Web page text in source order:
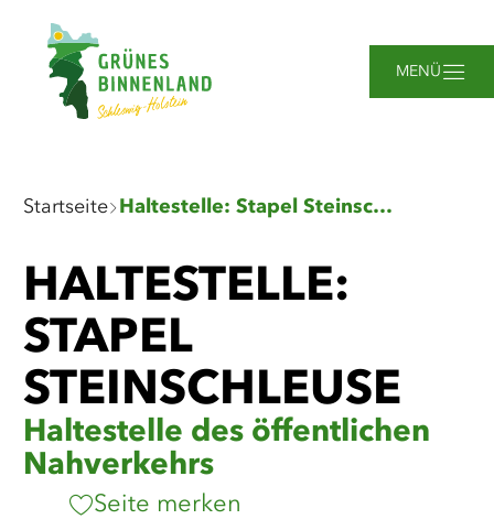
MENÜ
Sie
sind
Startseite Haltestelle: Stapel Steinschleuse
HALTESTELLE:
STAPEL
STEINSCHLEUSE
Haltestelle des öffentlichen
Nahverkehrs
Seite merken